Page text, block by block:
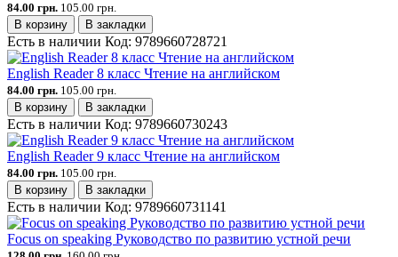
84.00 грн. 105.00 грн.
В корзину
В закладки
Есть в наличии Код: 9789660728721
English Reader 8 класс Чтение на английском
84.00 грн. 105.00 грн.
В корзину
В закладки
Есть в наличии Код: 9789660730243
English Reader 9 класс Чтение на английском
84.00 грн. 105.00 грн.
В корзину
В закладки
Есть в наличии Код: 9789660731141
Focus on speaking Руководство по развитию устной речи